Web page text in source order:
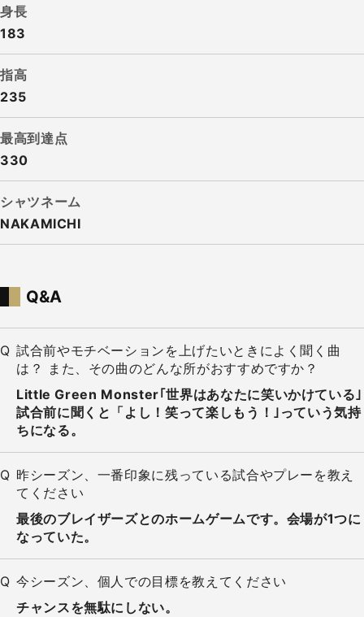
身長
183
指高
235
最高到達点
330
シャツネーム
NAKAMICHI
Q&A
試合前やモチベーションを上げたいときによく聞く曲
は？ また、その曲のどんな所がおすすめですか？
Little Green Monster｢世界はあなたに笑いかけている｣
試合前に聞くと「よし！笑って楽しもう！｣っていう気持
ちになる。
昨シーズン、一番印象に残っている試合やプレーを教え
てください
最後のブレイザーズとのホームゲームです。会場が1つに
なっていた。
今シーズン、個人での目標を教えてください
チャンスを無駄にしない。